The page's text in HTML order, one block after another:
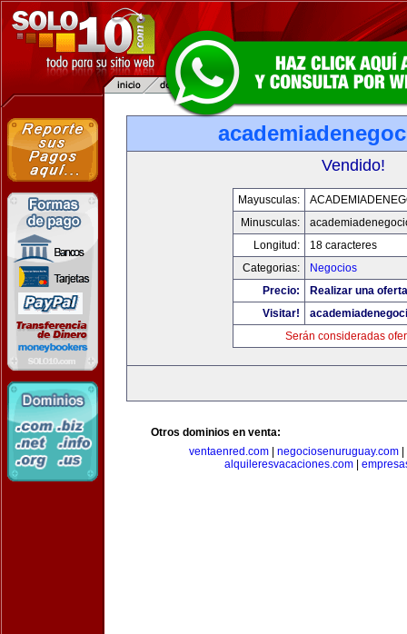
Vendido!
Mayusculas:
Minusculas:
Longitud:
18 caracteres
Categorias:
Negocios
Precio:
Realizar una
Visitar!
Serán consideradas
Otros dominios en venta:
ventaenred.com
negociosenuruguay.com
alquileresvacaciones.com|